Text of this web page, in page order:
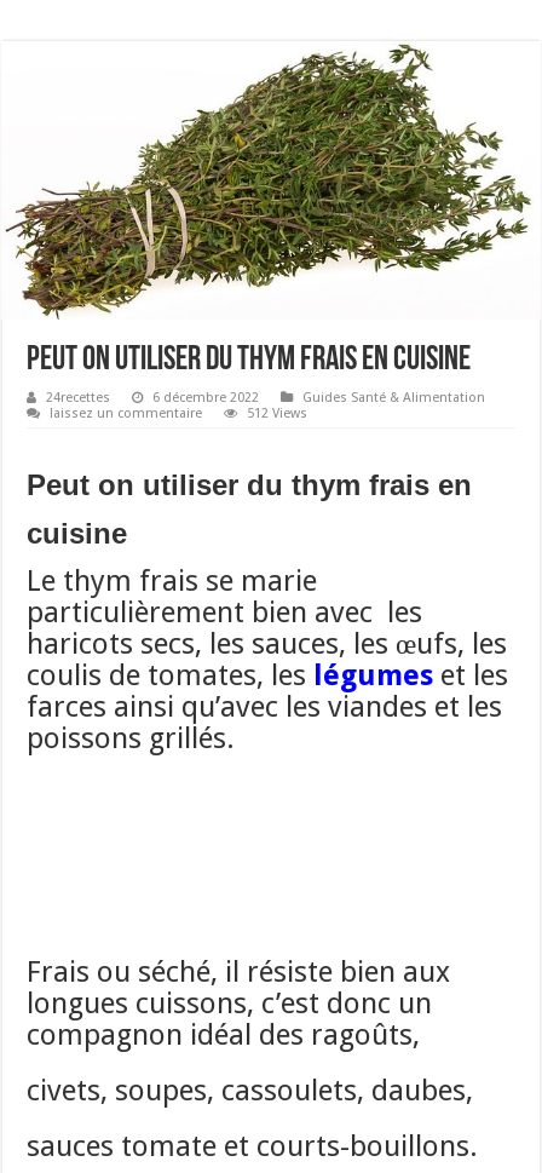
Peut on utiliser du thym frais en cuisine
24recettes 6 décembre 2022
Guides Santé & Alimentation
laissez un commentaire
512 Views
Peut on utiliser du thym frais en
cuisine
Le thym frais se marie
particulièrement bien avec les
haricots secs, les sauces, les œufs, les
coulis de tomates, les légumes et les
farces ainsi qu’avec les viandes et les
poissons grillés.
Frais ou séché, il résiste bien aux
longues cuissons, c’est donc un
compagnon idéal des ragoûts,
civets, soupes, cassoulets, daubes,
sauces tomate et courts-bouillons.